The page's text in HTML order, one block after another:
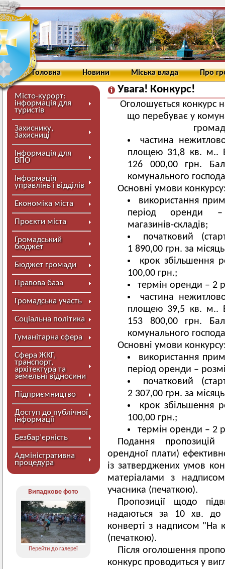
Головна Новини Міська влада Про
Місто-курорт:
інформація для
туристів
Захиснику,
Захисниці
Інформація для
ВПО
Інформація
управлінь і відділів
Економіка міста
Проєкти міста
Громадський
бюджет
Бюджет громади
Правова база
Громадська участь
Соціальна політика
Гуманітарна сфера
Сфера ЖКГ,
транспорт,
архітектура та
земельні відносини
Підприємництво
Доступ до публічної
інформації
Безбар’єрність
Адміністративна
процедура
Випадкове фото
Перейти до галереї
Увага! Конкурс!
Оголошується конкурс
що перебуває у
частина
площею 31,8 кв. м..
126 000,00 грн.
комунального
Основні умови
використання
період оренди –
магазинів-складів;
початковий
1 890,00 грн. за
крок збільшення
100,00 грн.;
термін оренди – 2
частина
площею 39,5 кв. м..
153 800,00 грн.
комунального
Основні умови
використання
період оренди –
початковий
2 307,00 грн. за
крок збільшення
100,00 грн.;
термін оренди – 2
Подання
орендної плати)
із затверджених умов
матеріалами з
учасника (печаткою).
Пропозиції щодо
надаються за 10 хв. до
конверті з надписом "На
(печаткою).
Після оголошення
конкурс проводиться у